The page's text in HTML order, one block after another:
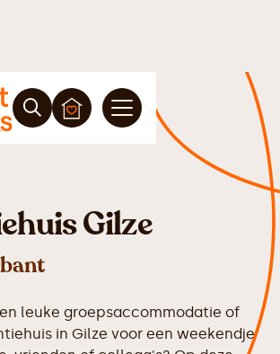
Gilze
leuke groepsaccommodatie of
in Gilze voor een weekendje